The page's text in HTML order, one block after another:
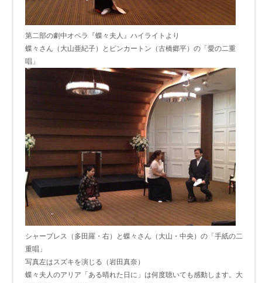
第二部の劇中オペラ『蝶々夫人』ハイライトより
蝶々さん（大山亜紀子）とピンカートン（古橋郷平）の「愛の二重
唱」
シャープレス（多田羅・右）と蝶々さん（大山・中央）の「手紙の二
重唱」
写真左はスズキを演じる（岩田真奈）
蝶々夫人のアリア「ある晴れた日に」は何度聴いても感動します。大